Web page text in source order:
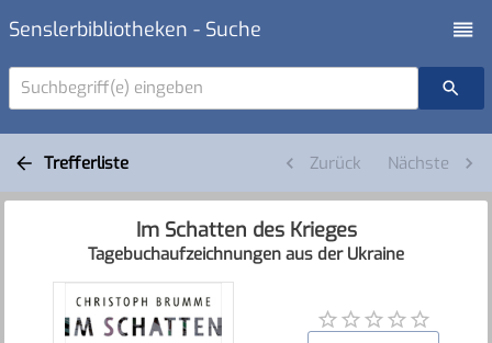
Senslerbibliotheken - Suche
Suchbegriff(e) eingeben
Trefferliste Zurück Nächste
Im Schatten des Krieges
Tagebuchaufzeichnungen aus der Ukraine